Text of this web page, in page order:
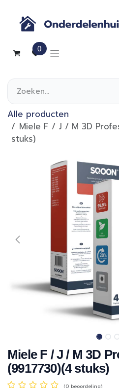
0
Alle producten
Miele F / J / M 3D
stuks)
Miele F / J / M 3D
(9917730)(4 stuks)
(0 beoordeling)